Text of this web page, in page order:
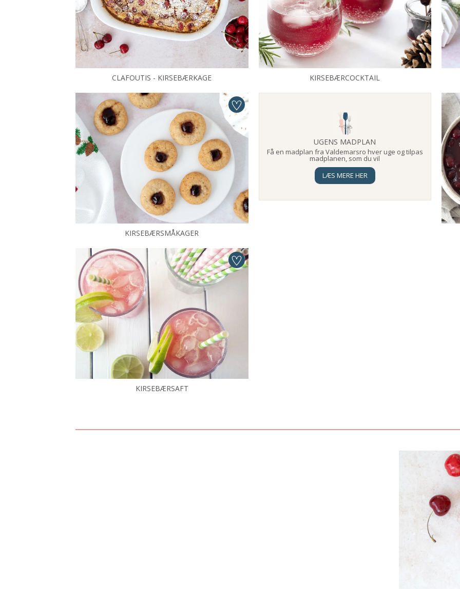
CLAFOUTIS - KIRSEBÆRKAGE KIRSEBÆRCOCKTAIL
KIRSEBÆRSMÅKAGER
UGENS MADPLAN
Få en madplan fra Valdemarsro hver uge og tilpas
madplanen, som du vil
LÆS MERE HER
KIRSEBÆRSAFT